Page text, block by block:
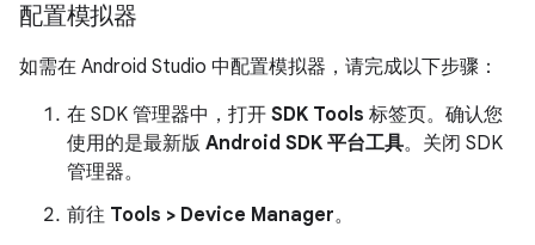
配置模拟器
如需在 Android Studio 中配置模拟器，请完成以下步骤：
在 SDK 管理器中，打开 SDK Tools 标签页。确认您
使用的是最新版 Android SDK 平台工具。关闭 SDK
管理器。
前往 Tools > Device Manager。